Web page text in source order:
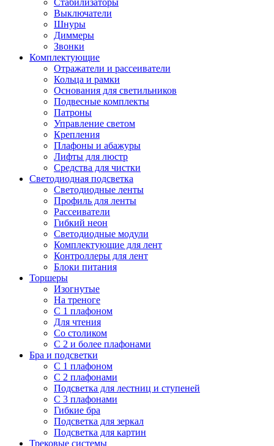
Стабилизаторы
Выключатели
Шнуры
Диммеры
Звонки
Комплектующие
Отражатели и рассеиватели
Кольца и рамки
Основания для светильников
Подвесные комплекты
Патроны
Управление светом
Крепления
Плафоны и абажуры
Лифты для люстр
Средства для чистки
Светодиодная подсветка
Светодиодные ленты
Профиль для ленты
Рассеиватели
Гибкий неон
Светодиодные модули
Комплектующие для лент
Контроллеры для лент
Блоки питания
Торшеры
Изогнутые
На треноге
С 1 плафоном
Для чтения
Со столиком
С 2 и более плафонами
Бра и подсветки
С 1 плафоном
С 2 плафонами
Подсветка для лестниц и ступеней
С 3 плафонами
Гибкие бра
Подсветка для зеркал
Подсветка для картин
Трековые системы